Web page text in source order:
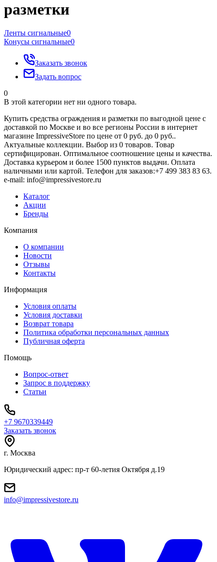
разметки
Ленты сигнальные0
Конусы сигнальные0
Заказать звонок
Задать вопрос
0
В этой категории нет ни одного товара.
Купить средства ограждения и разметки по выгодной цене с
доставкой по Москве и во все регионы России в интернет
магазине ImpressiveStore по цене от 0 руб. до 0 руб..
Актуальные коллекции. Выбор из 0 товаров. Товар
сертифицирован. Оптимальное соотношение цены и качества.
Доставка курьером и более 1500 пунктов выдачи. Оплата
наличными или картой. Телефон для заказов:+7 499 383 83 63.
e-mail: info@impressivestore.ru
Каталог
Акции
Бренды
Компания
О компании
Новости
Отзывы
Контакты
Информация
Условия оплаты
Условия доставки
Возврат товара
Политика обработки персональных данных
Публичная оферта
Помощь
Вопрос-ответ
Запрос в поддержку
Статьи
+7 9670339449
Заказать звонок
г. Москва
Юридический адрес: пр-т 60-летия Октября д.19
info@impressivestore.ru